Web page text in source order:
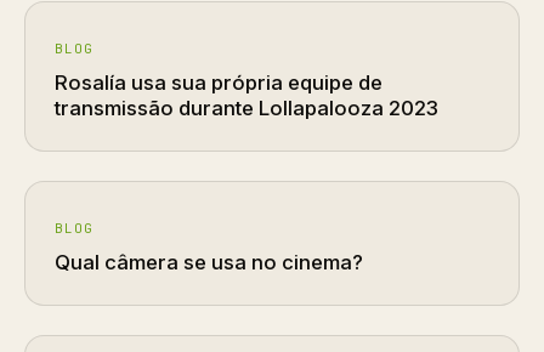
BLOG
Rosalía usa sua própria equipe de
transmissão durante Lollapalooza 2023
BLOG
Qual câmera se usa no cinema?